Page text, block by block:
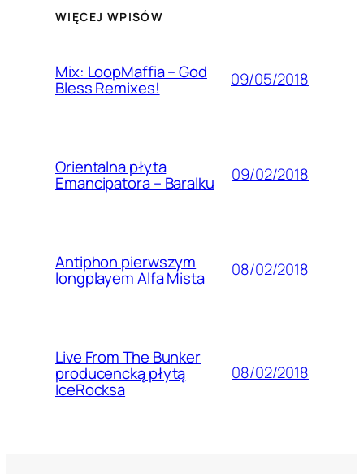
WIĘCEJ WPISÓW
Mix: LoopMaffia – God
Bless Remixes! 09/05/2018
Orientalna płyta
Emancipatora – Baralku 09/02/2018
Antiphon pierwszym
longplayem Alfa Mista 08/02/2018
Live From The Bunker
producencką płytą
IceRocksa
08/02/2018